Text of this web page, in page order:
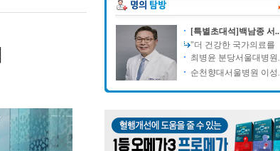
[특별초대석]백남종 서..
"더 건강한 국가의료를
최병윤 분당서울대병원
순천향대서울병원 이성